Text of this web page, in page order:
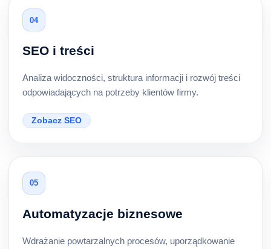
04
SEO i treści
Analiza widoczności, struktura informacji i rozwój treści
odpowiadających na potrzeby klientów firmy.
Zobacz SEO
05
Automatyzacje biznesowe
Wdrażanie powtarzalnych procesów, uporządkowanie